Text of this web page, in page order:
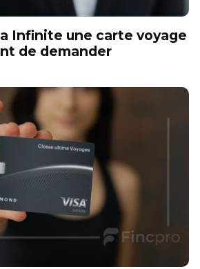
Infinite une carte voyage
de demander